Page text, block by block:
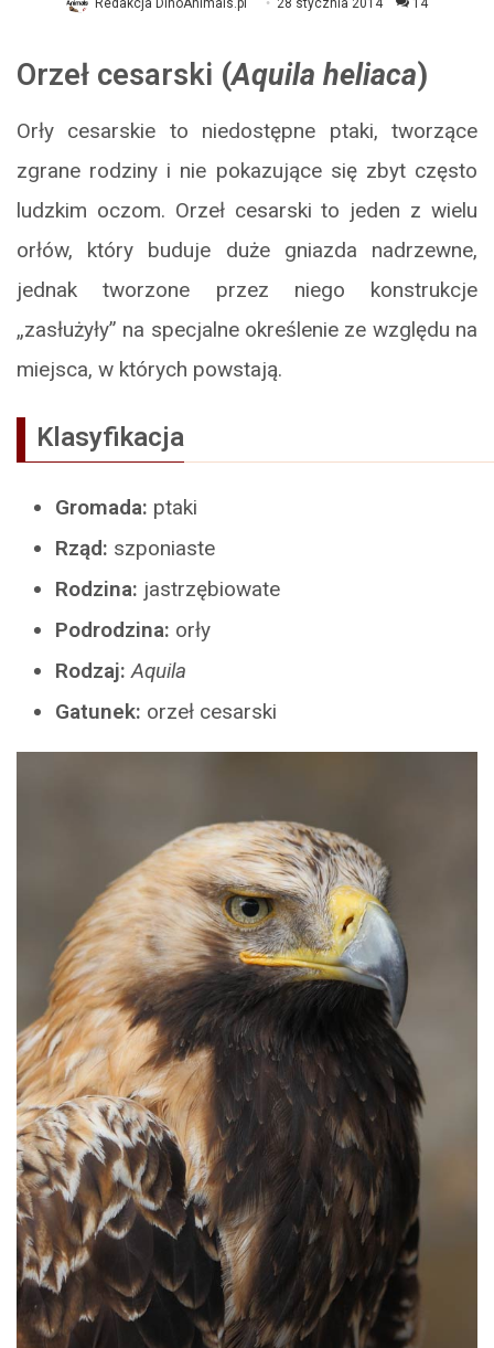
Redakcja DinoAnimals.pl 28 stycznia 2014 14
Orzeł cesarski (Aquila heliaca)
Orły cesarskie to niedostępne ptaki, tworzące
zgrane rodziny i nie pokazujące się zbyt często
ludzkim oczom. Orzeł cesarski to jeden z wielu
orłów, który buduje duże gniazda nadrzewne,
jednak tworzone przez niego konstrukcje
„zasłużyły” na specjalne określenie ze względu na
miejsca, w których powstają.
Klasyfikacja
Gromada: ptaki
Rząd: szponiaste
Rodzina: jastrzębiowate
Podrodzina: orły
Rodzaj: Aquila
Gatunek: orzeł cesarski